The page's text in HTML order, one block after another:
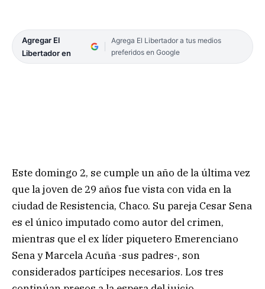
Agregar El
Libertador en
Agrega El Libertador a tus medios
preferidos en Google
Este domingo 2, se cumple un año de la última vez
que la joven de 29 años fue vista con vida en la
ciudad de Resistencia, Chaco. Su pareja Cesar Sena
es el único imputado como autor del crimen,
mientras que el ex líder piquetero Emerenciano
Sena y Marcela Acuña -sus padres-, son
considerados partícipes necesarios. Los tres